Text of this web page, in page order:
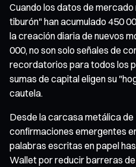
Cuando los datos de
tiburón" han acumulado 450
la creación diaria de nuevos
000, no son solo señales de
recordatorios para todos los
sumas de capital eligen su
cautela.
Desde la carcasa metálica
confirmaciones emergentes
palabras escritas en papel
Wallet por reducir barreras